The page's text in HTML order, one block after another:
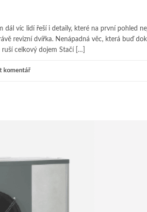
dál víc lidí řeší i detaily, které na první pohled
revizní dvířka. Nenápadná věc, která buď
celkový dojem Stačí […]
komentář